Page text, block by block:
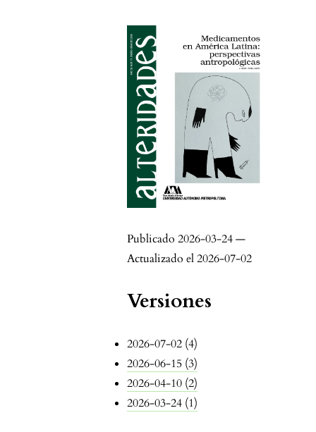
Publicado 2026-03-24 —
Actualizado el 2026-07-02
Versiones
2026-07-02 (4)
2026-06-15 (3)
2026-04-10 (2)
2026-03-24 (1)